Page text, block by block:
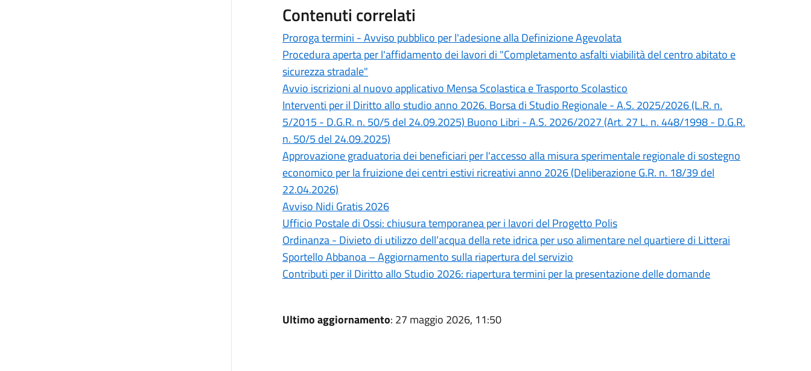
Contenuti correlati
Proroga termini - Avviso pubblico per l'adesione alla Definizione Agevolata
Procedura aperta per l'affidamento dei lavori di "Completamento asfalti viabilità del centro abitato e
sicurezza stradale"
Avvio iscrizioni al nuovo applicativo Mensa Scolastica e Trasporto Scolastico
Interventi per il Diritto allo studio anno 2026. Borsa di Studio Regionale - A.S. 2025/2026 (L.R. n.
5/2015 - D.G.R. n. 50/5 del 24.09.2025) Buono Libri - A.S. 2026/2027 (Art. 27 L. n. 448/1998 - D.G.R.
n. 50/5 del 24.09.2025)
Approvazione graduatoria dei beneficiari per l'accesso alla misura sperimentale regionale di sostegno
economico per la fruizione dei centri estivi ricreativi anno 2026 (Deliberazione G.R. n. 18/39 del
22.04.2026)
Avviso Nidi Gratis 2026
Ufficio Postale di Ossi: chiusura temporanea per i lavori del Progetto Polis
Ordinanza - Divieto di utilizzo dell’acqua della rete idrica per uso alimentare nel quartiere di Litterai
Sportello Abbanoa – Aggiornamento sulla riapertura del servizio
Contributi per il Diritto allo Studio 2026: riapertura termini per la presentazione delle domande
Ultimo aggiornamento: 27 maggio 2026, 11:50